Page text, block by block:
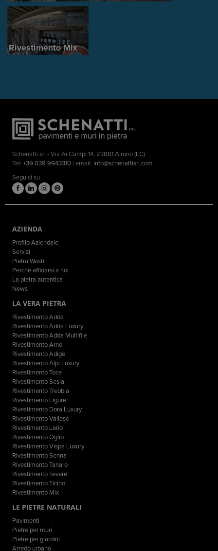
Rivestimento Mix
Schenatti srl - Via Ai Campi 14, 23881 Airuno (LC)
Tel: +39 039 9943310 | email: info@schenattisrl.com
Seguici su
AZIENDA
Profilo Aziendale
Servizi
Pietra Wash
Perchè affidarsi a noi
La pietra autentica
News
LA VERA PIETRA
Rivestimento Adda
Rivestimento Adda Luxury
Rivestimento Adda Multifile
Rivestimento Arno
Rivestimento Adige
Rivestimento Alpi Luxury
Rivestimento Toce
Rivestimento Sesia
Rivestimento Trebbia
Rivestimento Ligure
Rivestimento Dora Luxury
Rivestimento Vallese
Rivestimento Lario
Rivestimento Oglio
Rivestimento Vispa Luxury
Rivestimento Senna
Rivestimento Tanaro
Rivestimento Tevere
Rivestimento Ticino
Rivestimento Mix
LE PIETRE NATURALI
Pavimenti
Pietre per muri
Pietre per giardini
Arredo urbano